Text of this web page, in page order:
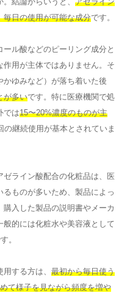
毎日の使用が可能な成分です。
ル酸などのピーリング成分と
用が主体ではありません。そ
ゆみなど）が落ち着いた後
が多いです。特に医療機関で処
では15〜20%濃度のものが主
の継続使用が基本とされていま
ライン酸配合の化粧品は、医
ものが多いため、製品によっ
入した製品の説明書やメーカ
的には化粧水や美容液として
。
する方は、 最初から毎日使う
て様子を見ながら頻度を増や